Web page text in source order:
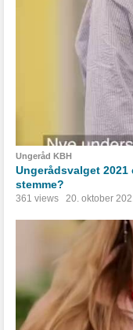
Ungeråd KBH
Ungerådsvalget
stemme?
361 views 20. oktober